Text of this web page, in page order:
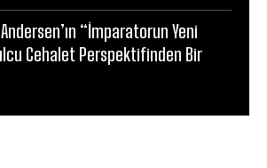
“İmparatorun Yeni
Cehalet Perspektifinden Bir